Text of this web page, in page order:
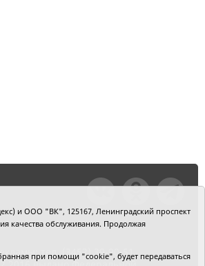
тел. (3452) 39-90-51.
и ООО "ВК", 125167, Ленинградский проспект
качества обслуживания. Продолжая
при помощи "cookie", будет передаваться